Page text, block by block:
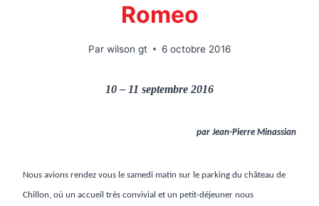
Romeo
Par wilson gt 6 octobre 2016
10 – 11 septembre 2016
par Jean-Pierre Minassian
Nous avions rendez vous le samedi matin sur le parking du château de
Chillon, où un accueil très convivial et un petit-déjeuner nous